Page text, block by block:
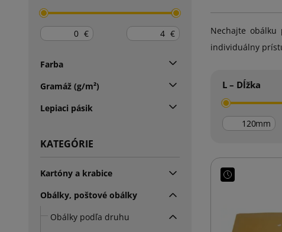
€ €
Farba
Gramáž (g/m²)
Lepiaci pásik
KATEGÓRIE
Kartóny a krabice
Obálky, poštové obálky
Obálky podľa druhu
Nechajte obálku
individuálny
L – Dĺžka
mm